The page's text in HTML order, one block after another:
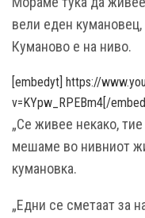
вели еден
Куманово е на ниво.
[embedyt] https://
v=KYpw_RPEBm4[/
„Се живее некако,
мешаме во нивниот
кумановка.
„Едни се сметаат за